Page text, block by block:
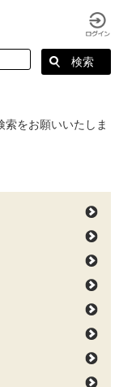
をお願いいたしま